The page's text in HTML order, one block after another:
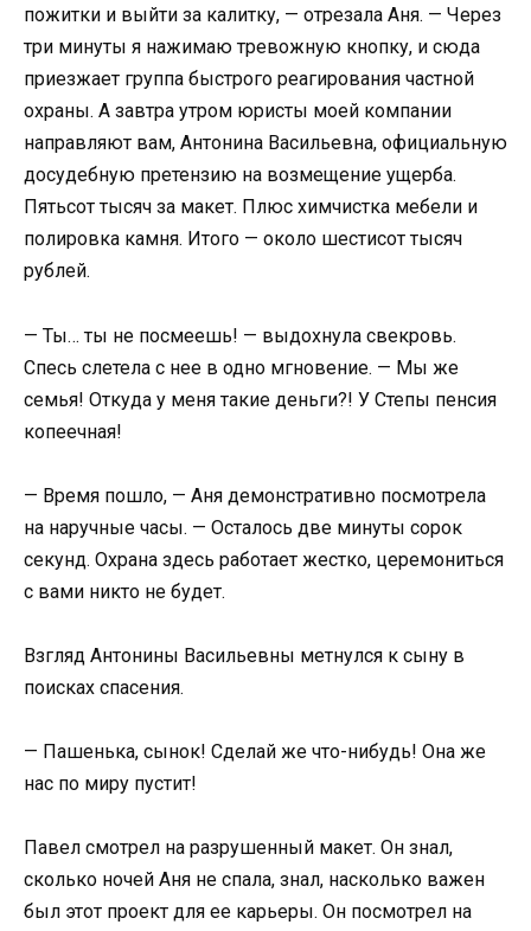
пожитки и выйти за калитку, — отрезала Аня. — Через
три минуты я нажимаю тревожную кнопку, и сюда
приезжает группа быстрого реагирования частной
охраны. А завтра утром юристы моей компании
направляют вам, Антонина Васильевна, официальную
досудебную претензию на возмещение ущерба.
Пятьсот тысяч за макет. Плюс химчистка мебели и
полировка камня. Итого — около шестисот тысяч
рублей.
— Ты… ты не посмеешь! — выдохнула свекровь.
Спесь слетела с нее в одно мгновение. — Мы же
семья! Откуда у меня такие деньги?! У Степы пенсия
копеечная!
— Время пошло, — Аня демонстративно посмотрела
на наручные часы. — Осталось две минуты сорок
секунд. Охрана здесь работает жестко, церемониться
с вами никто не будет.
Взгляд Антонины Васильевны метнулся к сыну в
поисках спасения.
— Пашенька, сынок! Сделай же что-нибудь! Она же
нас по миру пустит!
Павел смотрел на разрушенный макет. Он знал,
сколько ночей Аня не спала, знал, насколько важен
был этот проект для ее карьеры. Он посмотрел на